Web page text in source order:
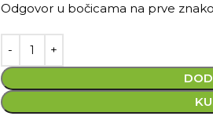
Odgovor u bočicama na prve